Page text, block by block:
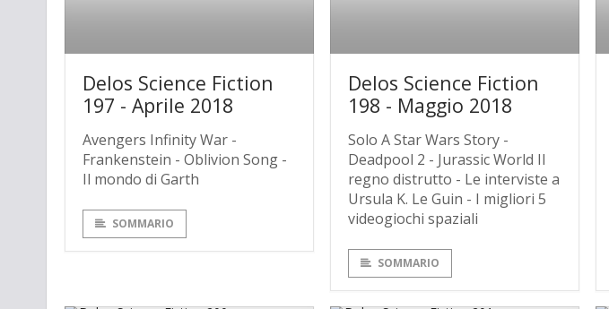
Delos Science Fiction
197 - Aprile 2018
Avengers Infinity War -
Frankenstein - Oblivion Song -
Il mondo di Garth
SOMMARIO
Delos Science Fiction
198 - Maggio 2018
Solo A Star Wars Story -
Deadpool 2 - Jurassic World Il
regno distrutto - Le interviste a
Ursula K. Le Guin - I migliori 5
videogiochi spaziali
SOMMARIO